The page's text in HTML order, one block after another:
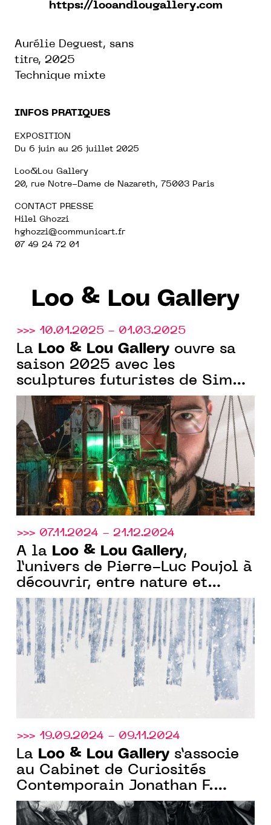
https://looandlougallery.com
Aurélie Deguest, sans
titre, 2025
Technique mixte
INFOS PRATIQUES
EXPOSITION
Du 6 juin au 26 juillet 2025
Loo&Lou Gallery
20, rue Notre-Dame de Nazareth, 75003 Paris
CONTACT PRESSE
Hilel Ghozzi
hghozzi@communicart.fr
07 49 24 72 01
Loo & Lou Gallery
>>> 10.01.2025 - 01.03.2025
La Loo & Lou Gallery ouvre sa
saison 2025 avec les
sculptures futuristes de Simon
Laveuve.
>>> 07.11.2024 - 21.12.2024
À la Loo & Lou Gallery,
l’univers de Pierre-Luc Poujol à
découvrir, entre nature et
abstraction.
>>> 19.09.2024 - 09.11.2024
La Loo & Lou Gallery s’associe
au Cabinet de Curiosités
Contemporain Jonathan F.
Kugel (Bruxelles) autour de
l’artiste français Joël Person